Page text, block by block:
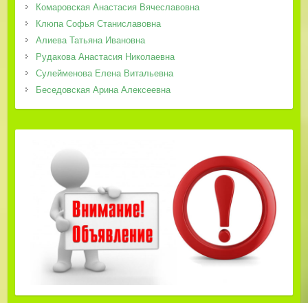
Комаровская Анастасия Вячеславовна
Клюпа Софья Станиславовна
Алиева Татьяна Ивановна
Рудакова Анастасия Николаевна
Сулейменова Елена Витальевна
Беседовская Арина Алексеевна